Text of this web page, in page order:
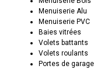
Menuiserie Alu
Menuiserie PVC
Baies vitrées
Volets battants
Volets roulants
Portes de garage